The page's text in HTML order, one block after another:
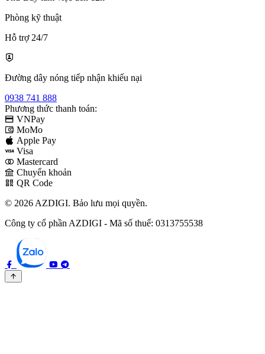
Phòng kỹ thuật
Hỗ trợ 24/7
Đường dây nóng tiếp nhận khiếu nại
0938 741 888
Phương thức thanh toán:
VNPay
MoMo
Apple Pay
Visa
Mastercard
Chuyển khoản
QR Code
© 2026 AZDIGI. Bảo lưu mọi quyền.
Công ty cổ phần AZDIGI - Mã số thuế: 0313755538